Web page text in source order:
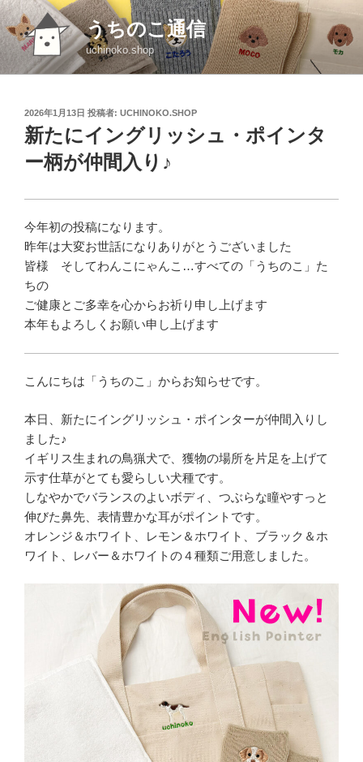
コ
ン
テ
ン
うちのこ通信
uchinoko.shop
投
稿
日:
2026年1月13日 投稿者: UCHINOKO.SHOP
新たにイングリッシュ・ポインタ
ー柄が仲間入り♪
今年初の投稿になります。
昨年は大変お世話になりありがとうございました
皆様 そしてわんこにゃんこ…すべての「うちのこ」た
ちの
ご健康とご多幸を心からお祈り申し上げます
本年もよろしくお願い申し上げます
こんにちは「うちのこ」からお知らせです。
本日、新たにイングリッシュ・ポインターが仲間入りし
ました♪
イギリス生まれの鳥猟犬で、獲物の場所を片足を上げて
示す仕草がとても愛らしい犬種です。
しなやかでバランスのよいボディ、つぶらな瞳やすっと
伸びた鼻先、表情豊かな耳がポイントです。
オレンジ＆ホワイト、レモン＆ホワイト、ブラック＆ホ
ワイト、レバー＆ホワイトの４種類ご用意しました。